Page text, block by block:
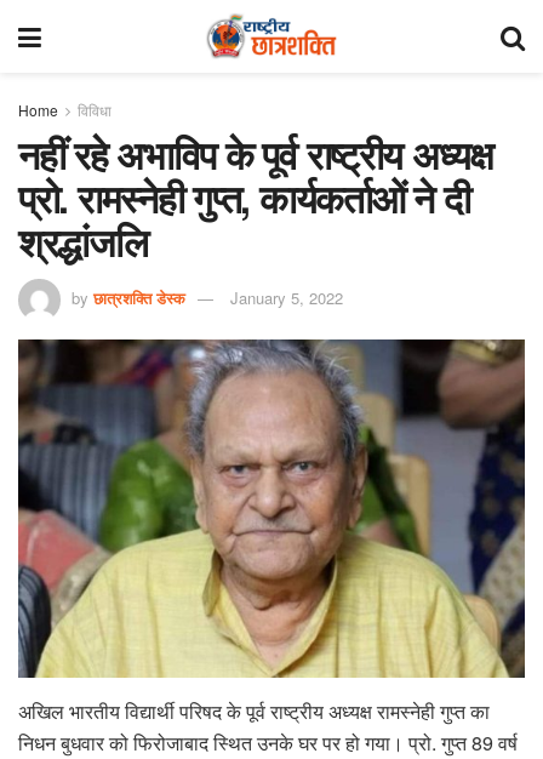
Home विविधा
नहीं रहे अभाविप के पूर्व राष्ट्रीय अध्यक्ष
प्रो. रामस्नेही गुप्त, कार्यकर्ताओं ने दी
श्रद्धांजलि
by छात्रशक्ति डेस्क January 5, 2022
अखिल भारतीय विद्यार्थी परिषद के पूर्व राष्ट्रीय अध्यक्ष रामस्नेही गुप्त का
निधन बुधवार को फिरोजाबाद स्थित उनके घर पर हो गया। प्रो. गुप्त 89 वर्ष